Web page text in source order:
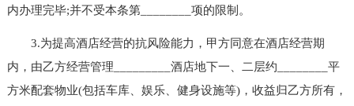
内办理完毕;并不受本条第________项的限制。
3.为提高酒店经营的抗风险能力，甲方同意在酒店经营期
内，由乙方经营管理_________酒店地下一、二层约________平
方米配套物业(包括车库、娱乐、健身设施等)，收益归乙方所有，